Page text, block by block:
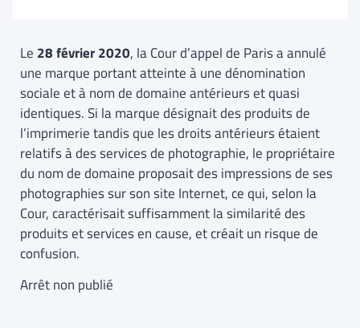
Le 28 février 2020, la Cour d’appel de Paris a annulé
une marque portant atteinte à une dénomination
sociale et à nom de domaine antérieurs et quasi
identiques. Si la marque désignait des produits de
l’imprimerie tandis que les droits antérieurs étaient
relatifs à des services de photographie, le propriétaire
du nom de domaine proposait des impressions de ses
photographies sur son site Internet, ce qui, selon la
Cour, caractérisait suffisamment la similarité des
produits et services en cause, et créait un risque de
confusion.
Arrêt non publié